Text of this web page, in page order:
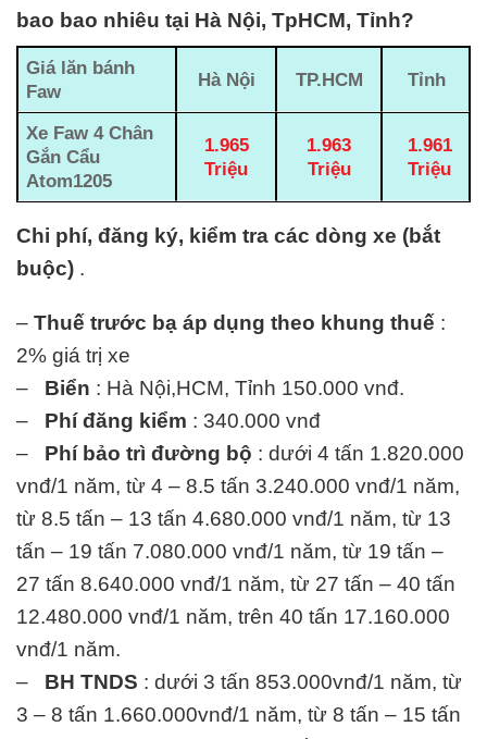
bao bao nhiêu tại Hà Nội, TpHCM, Tỉnh?
Giá lăn bánh
Faw
Hà Nội TP.HCM Tỉnh
Xe Faw 4 Chân
Gắn Cẩu
Atom1205
1.965
Triệu
1.963
Triệu
1.961
Triệu
Chi phí, đăng ký, kiểm tra các dòng xe (bắt
buộc) .
– Thuế trước bạ áp dụng theo khung thuế :
2% giá trị xe
– Biển : Hà Nội,HCM, Tỉnh 150.000 vnđ.
– Phí đăng kiểm : 340.000 vnđ
– Phí bảo trì đường bộ : dưới 4 tấn 1.820.000
vnđ/1 năm, từ 4 – 8.5 tấn 3.240.000 vnđ/1 năm,
từ 8.5 tấn – 13 tấn 4.680.000 vnđ/1 năm, từ 13
tấn – 19 tấn 7.080.000 vnđ/1 năm, từ 19 tấn –
27 tấn 8.640.000 vnđ/1 năm, từ 27 tấn – 40 tấn
12.480.000 vnđ/1 năm, trên 40 tấn 17.160.000
vnđ/1 năm.
– BH TNDS : dưới 3 tấn 853.000vnđ/1 năm, từ
3 – 8 tấn 1.660.000vnđ/1 năm, từ 8 tấn – 15 tấn